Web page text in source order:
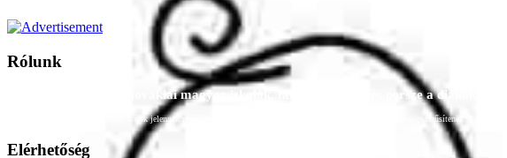
Rólunk
A Magyar Iskola a szlovákiai magyar iskolák, tanárok, szülők és persze a diákok
Ezen az oldalon esetenként olyan írások jelennek meg, amelyek a hagyományos iskolafelfogástól eltérő mintákat népszerűsítenek. Ennek
Elérhetőség